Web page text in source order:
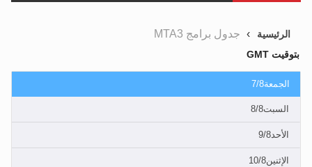
تعميم هامّ لأفراد الجماعة >> المزيد
تعميم هامّ لأفراد الجماعة >> المزيد
الرئيسية جدول برامج MTA3
بتوقيت GMT
الجمعة7/8
السبت8/8
الأحد9/8
الإثنين10/8